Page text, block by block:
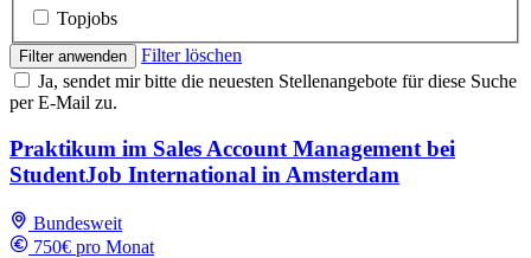
Topjobs
Filter anwenden
Filter löschen
Ja, sendet mir bitte die neuesten Stellenangebote für diese Suche
per E-Mail zu.
Praktikum im Sales Account Management bei
StudentJob International in Amsterdam
Bundesweit
750€ pro Monat